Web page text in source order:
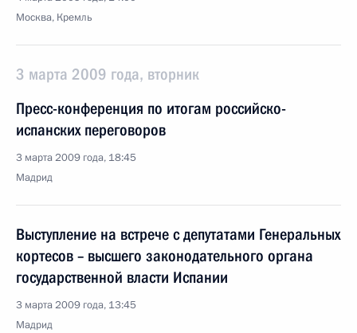
Москва, Кремль
3 марта 2009 года, вторник
Пресс-конференция по итогам российско-
испанских переговоров
3 марта 2009 года, 18:45
Мадрид
Выступление на встрече с депутатами Генеральных
кортесов – высшего законодательного органа
государственной власти Испании
3 марта 2009 года, 13:45
Мадрид